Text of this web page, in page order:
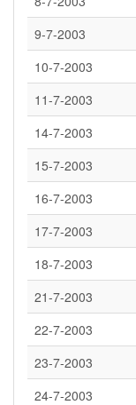
9-7-2003
10-7-2003
11-7-2003
14-7-2003
15-7-2003
16-7-2003
17-7-2003
18-7-2003
21-7-2003
22-7-2003
23-7-2003
24-7-2003